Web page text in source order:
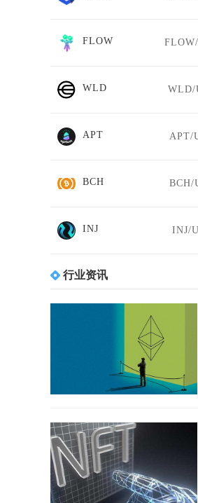
FLOW
WLD WLD/
APT APT/
BCH BCH/
INJ INJ/
行业资讯